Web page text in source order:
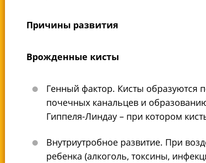
Причины развития
Врожденные кисты
Генный фактор. Кисты образуются
почечных канальцев и
Гиппеля-Линдау – при котором
Внутриутробное развитие. При
ребенка (алкоголь, токсины,